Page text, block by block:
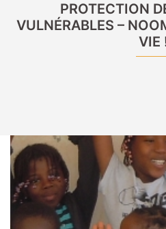
PROTECTION
VULNÉRABLES –
VIE